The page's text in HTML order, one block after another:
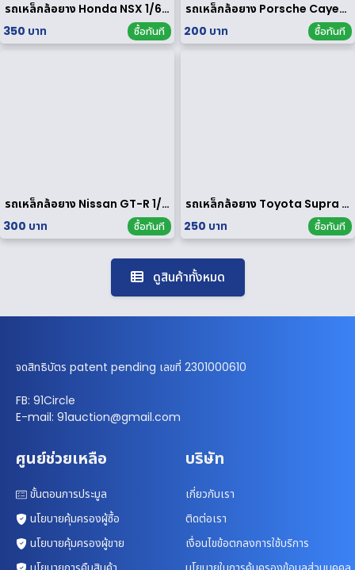
รถเหล็กล้อยาง Honda NSX 1/64 ของ rare
350 บาท
ซื้อทันที
รถเหล็กล้อยาง Porsche Cayenne Turbo 1/64
200 บาท
ซื้อทันที
รถเหล็กล้อยาง Nissan GT-R 1/64
300 บาท
ซื้อทันที
รถเหล็กล้อยาง Toyota Supra 1/64
250 บาท
ซื้อทันที
ดูสินค้าทั้งหมด
จดสิทธิบัตร patent pending เลขที่ 2301000610
FB: 91Circle
E-mail: 91auction@gmail.com
ศูนย์ช่วยเหลือ
ขั้นตอนการประมูล
นโยบายคุ้มครองผู้ซื้อ
นโยบายคุ้มครองผู้ขาย
บริษัท
เกี่ยวกับเรา
ติดต่อเรา
เงื่อนไขข้อตกลงการใช้บริการ